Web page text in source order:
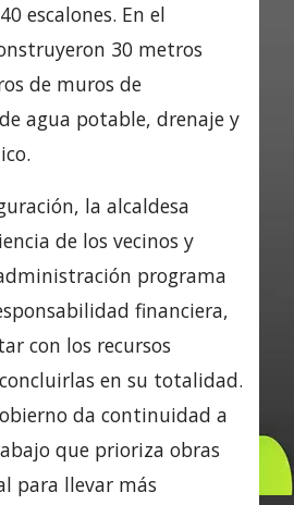
escalones. En el
30 metros
de muros de
agua potable, drenaje y
la alcaldesa
de los vecinos y
programa
financiera,
con los recursos
en su totalidad.
da continuidad a
que prioriza obras
para llevar más